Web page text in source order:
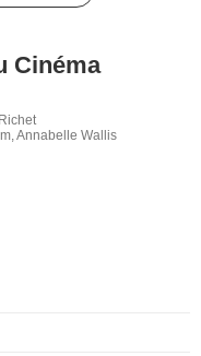
Cinéma
Annabelle Wallis